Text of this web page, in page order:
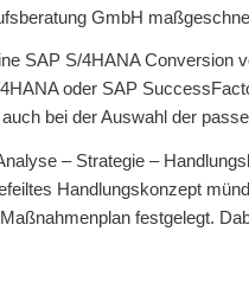
GmbH
SAP S/4HANA
oder SAP
bei der Auswahl der
– Strategie –
Handlungskonzept
festgelegt.